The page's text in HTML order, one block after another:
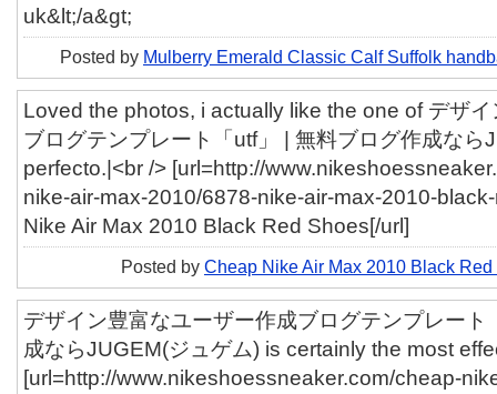
uk&lt;/a&gt;
Posted by Mulberry Emerald Classic Calf Suffolk
Loved the photos, i actually like the one of デザ
ブログテンプレート「utf」 | 無料ブログ作成なら
perfecto.|<br /> [url=http://
nike-air-max-2010/6878-nike-air-max-2010-
Nike Air Max 2010 Black Red Shoes[/url]
Posted by Cheap Nike Air Max 2010 Black Red
デザイン豊富なユーザー作成ブログテンプレート
成ならJUGEM(ジュゲム) is certainly the most
[url=http://www.nikeshoessneaker.com/cheap-